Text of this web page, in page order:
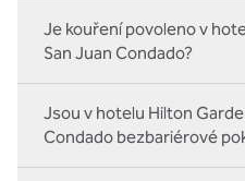
Je kouření povoleno v
San Juan Condado?
Jsou v hotelu Hilton
Condado bezbariérové